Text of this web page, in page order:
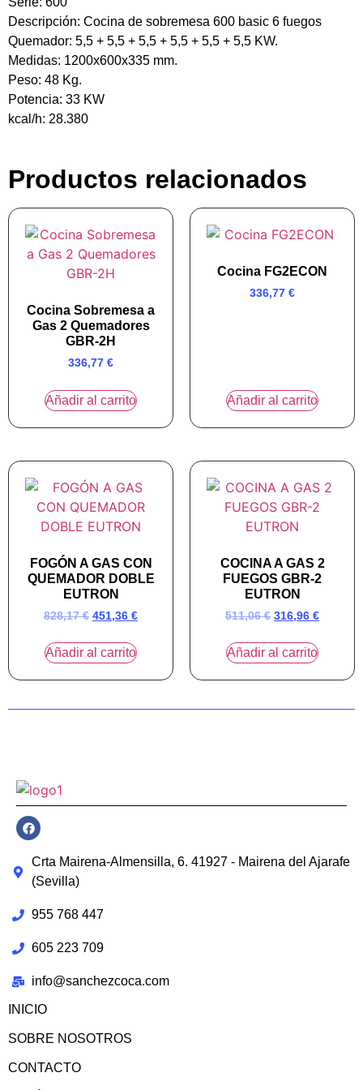
Descripción: Cocina de sobremesa 600 basic 6 fuegos
Quemador: 5,5 + 5,5 + 5,5 + 5,5 + 5,5 + 5,5 KW.
Medidas: 1200x600x335 mm.
Peso: 48 Kg.
Potencia: 33 KW
kcal/h: 28.380
Productos relacionados
Cocina Sobremesa a
Gas 2 Quemadores
GBR-2H
336,77 €
Añadir al carrito
Cocina FG2ECON
336,77 €
Añadir al carrito
FOGÓN A GAS CON
QUEMADOR DOBLE
EUTRON
828,17€ 451,36 €
Añadir al carrito
COCINA A GAS 2
FUEGOS GBR-2
EUTRON
511,06€ 316,96 €
Añadir al carrito
Crta Mairena-Almensilla, 6. 41927 - Mairena del Ajarafe
(Sevilla)
955 768 447
605 223 709
info@sanchezcoca.com
INICIO
SOBRE NOSOTROS
CONTACTO